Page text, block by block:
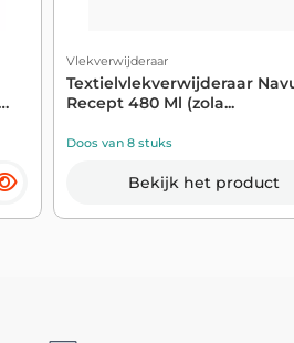
Vlekverwijderaar
Textielvlekverwijderaar
Recept 480 Ml (zola...
Doos van 8 stuks
Bekijk het product